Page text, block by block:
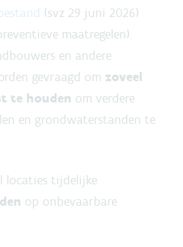
(svz 29 juni 2026)
maatregelen).
en andere
gevraagd om zoveel
te houden om verdere
en grondwaterstanden te
locaties tijdelijke
op onbevaarbare